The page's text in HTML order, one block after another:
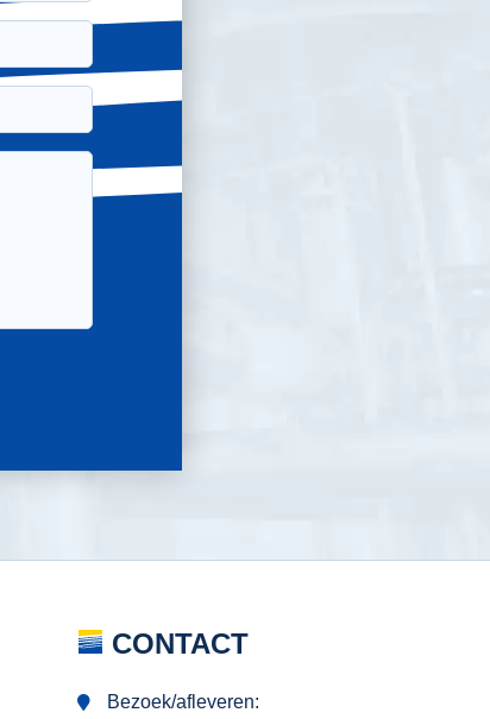
CONTACT
Bezoek/afleveren: